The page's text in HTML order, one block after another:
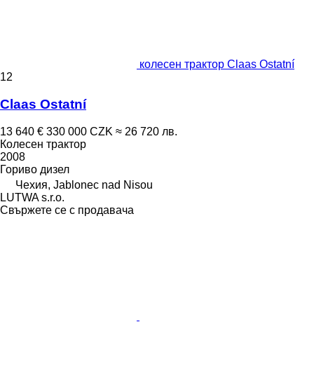
колесен трактор Claas Ostatní
12
Claas Ostatní
13 640 € 330 000 CZK ≈ 26 720 лв.
Колесен трактор
2008
Гориво дизел
Чехия, Jablonec nad Nisou
LUTWA s.r.o.
Свържете се с продавача